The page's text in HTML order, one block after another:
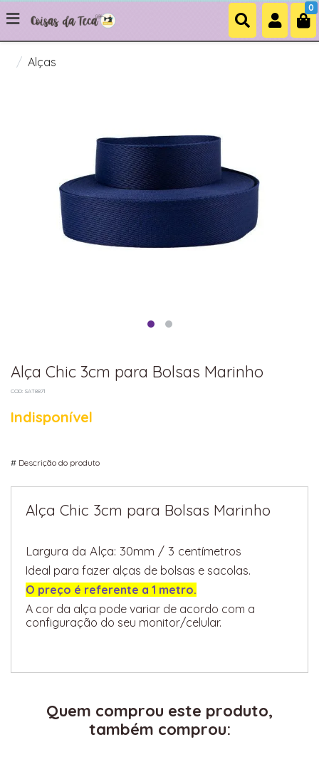
0
Alças
Alça Chic 3cm para Bolsas Marinho
COD: SAT8871
Indisponível
# Descrição do produto
Alça Chic 3cm para Bolsas Marinho
Largura da Alça: 30mm / 3 centímetros
Ideal para fazer alças de bolsas e sacolas.
O preço é referente a 1 metro.
A cor da alça pode variar de acordo com a
configuração do seu monitor/celular.
Quem comprou este produto,
também comprou: